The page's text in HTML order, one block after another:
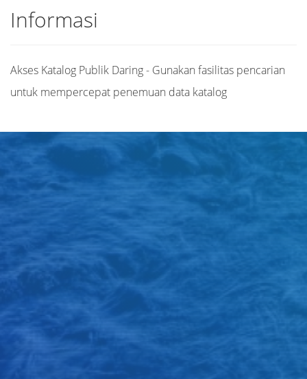
Informasi
Akses Katalog Publik Daring - Gunakan fasilitas pencarian
untuk mempercepat penemuan data katalog
Judul
Pengarang
Subjek
ISBN/ISSN
Tipe Koleksi